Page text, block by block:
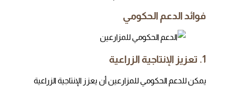
فوائد الدعم الحكومي
1. تعزيز الإنتاجية الزراعية
يمكن للدعم الحكومي للمزارعين أن يعزز الإنتاجية الزراعية